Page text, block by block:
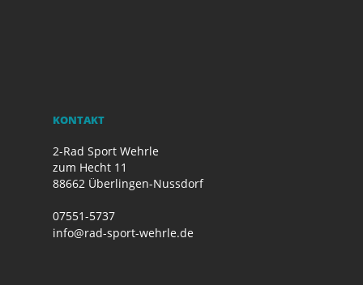
KONTAKT
2-Rad Sport Wehrle
zum Hecht 11
88662 Überlingen-Nussdorf
07551-5737
info@rad-sport-wehrle.de